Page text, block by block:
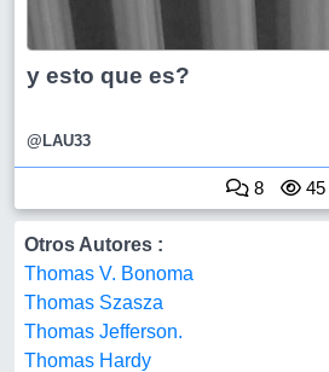
y esto que es?
@LAU33
8 45
Otros Autores :
Thomas V. Bonoma
Thomas Szasza
Thomas Jefferson.
Thomas Hardy